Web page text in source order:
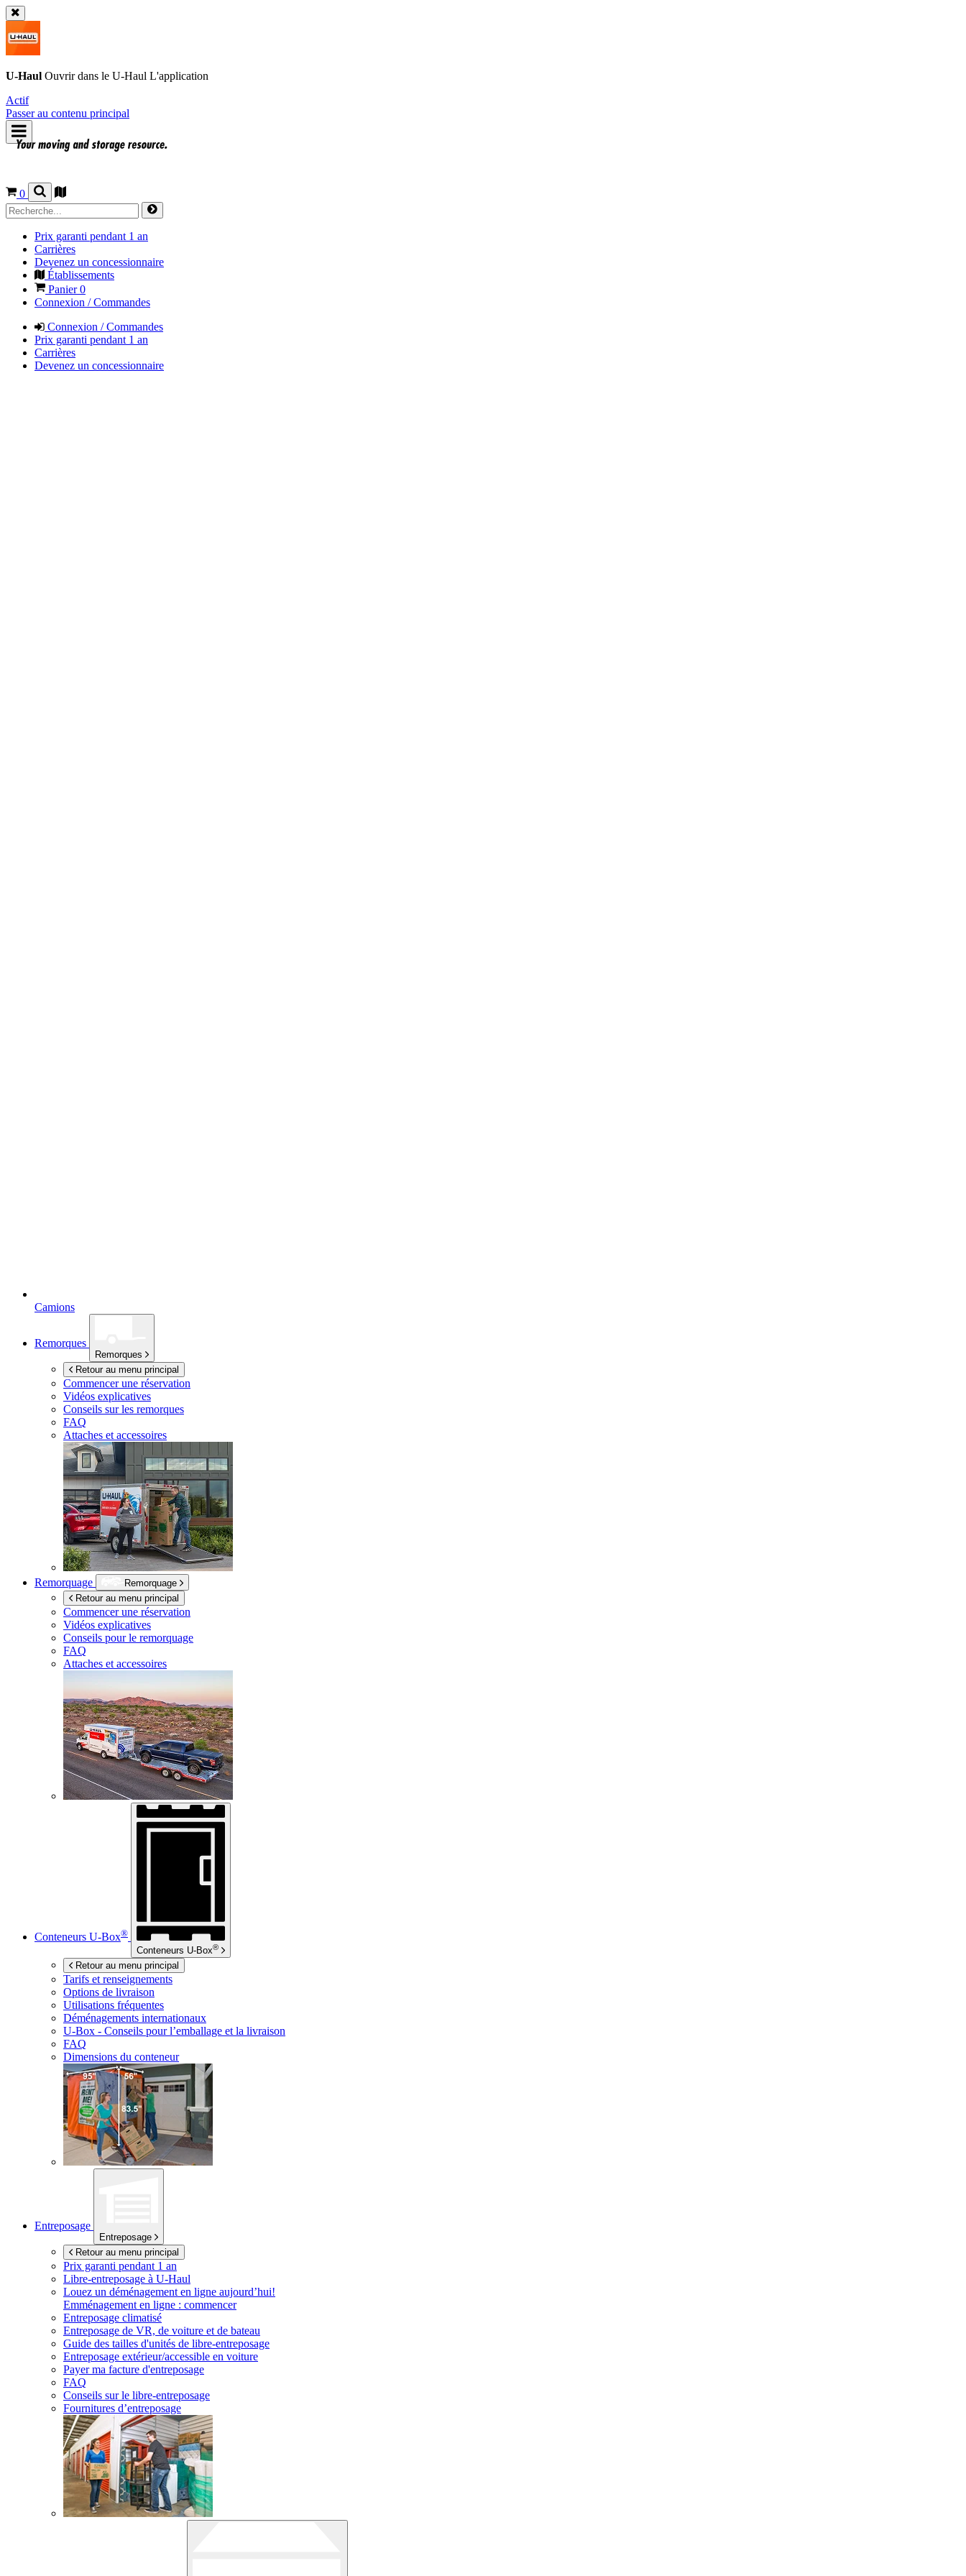
U-Haul Ouvrir dans le U-Haul L'application
Actif
Passer au contenu principal
0
Prix garanti pendant 1 an
Carrières
Devenez un concessionnaire
Établissements
Panier0
Connexion / Commandes
Connexion / Commandes
Prix garanti pendant 1 an
Carrières
Devenez un concessionnaire
Camions
Remorques
Remorques
Retour au menu principal
Commencer une réservation
Vidéos explicatives
Conseils sur les remorques
FAQ
Attaches et accessoires
Remorquage
Remorquage
Retour au menu principal
Commencer une réservation
Vidéos explicatives
Conseils pour le remorquage
FAQ
Attaches et accessoires
Conteneurs U-Box®
Conteneurs U-Box®
Retour au menu principal
Tarifs et renseignements
Options de livraison
Utilisations fréquentes
Déménagements internationaux
U-Box - Conseils pour l’emballage et la livraison
FAQ
Dimensions du conteneur
Entreposage
Entreposage
Retour au menu principal
Prix garanti pendant 1 an
Libre-entreposage à U-Haul
Louez un déménagement en ligne aujourd’hui!
Emménagement en ligne : commencer
Entreposage climatisé
Entreposage de VR, de voiture et de bateau
Guide des tailles d'unités de libre-entreposage
Entreposage extérieur/accessible en voiture
Payer ma facture d'entreposage
FAQ
Conseils sur le libre-entreposage
Fournitures d’entreposage